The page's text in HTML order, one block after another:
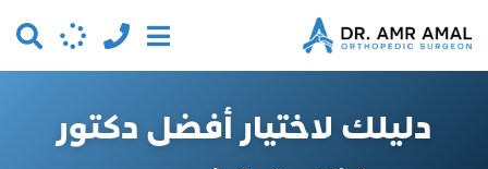
دليلك لاختيار أفضل دكتور